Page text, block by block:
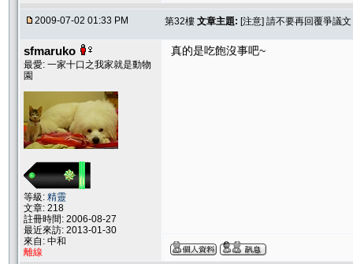
2009-07-02 01:33 PM 第32樓 文章主題: [注意] 請不要再回覆爭議
sfmaruko
最愛: 一家十口之我家就是動物
園
等級: 精靈
文章: 218
註冊時間: 2006-08-27
最近來訪: 2013-01-30
來自: 中和
離線
真的是吃飽沒事吧~